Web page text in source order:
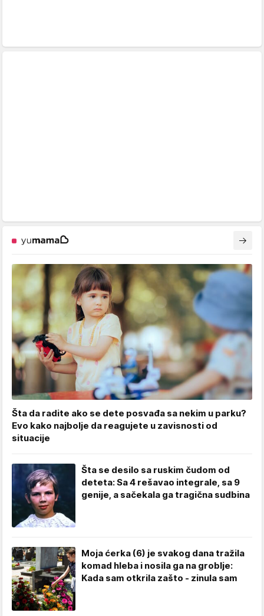
Šta da radite ako se dete posvađa sa nekim u parku?
Evo kako najbolje da reagujete u zavisnosti od
situacije
Šta se desilo sa ruskim čudom od
deteta: Sa 4 rešavao integrale, sa 9
genije, a sačekala ga tragična sudbina
Moja ćerka (6) je svakog dana tražila
komad hleba i nosila ga na groblje:
Kada sam otkrila zašto - zinula sam